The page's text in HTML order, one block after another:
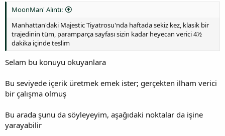
MoonMan' Alıntı:
Manhattan'daki Majestic Tiyatrosu'nda haftada sekiz kez, klasik bir
trajedinin tüm, paramparça sayfası sizin kadar heyecan verici 4½
dakika içinde teslim
Selam bu konuyu okuyanlara
Bu seviyede içerik üretmek emek ister; gerçekten ilham verici
bir çalışma olmuş
Bu arada şunu da söyleyeyim, aşağıdaki noktalar da işine
yarayabilir